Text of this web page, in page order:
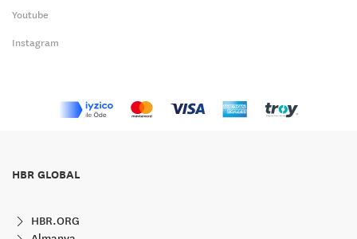
Youtube
Instagram
HBR GLOBAL
HBR.ORG